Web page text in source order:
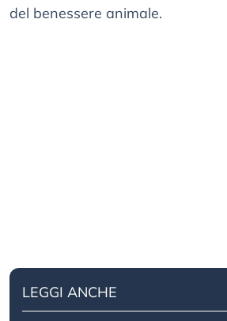
del benessere animale.
LEGGI ANCHE